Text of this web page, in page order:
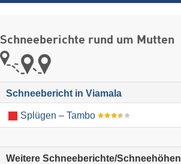
Schneeberichte rund um Mutten
Schneebericht in Viamala
Splügen – Tambo
Weitere Schneeberichte/Schneehöhen